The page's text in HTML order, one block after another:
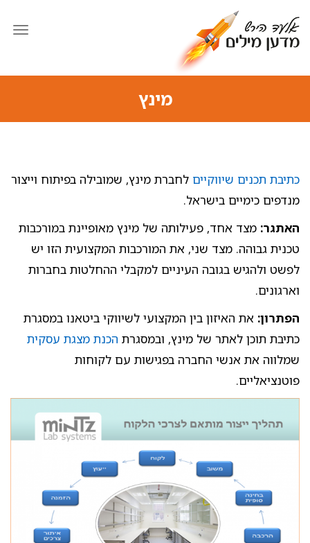
מינץ
כתיבת תכנים שיווקיים לחברת מינץ, שמובילה בפיתוח וייצור
מנדפים כימיים בישראל.
האתגר: מצד אחד, פעילותה של מינץ מאופיינת במורכבות
טכנית גבוהה. מצד שני, את המורכבות המקצועית הזו יש
לפשט ולהגיש בגובה העיניים למקבלי ההחלטות בחברות
וארגונים.
הפתרון: את האיזון בין המקצועי לשיווקי ביטאנו במסגרת
כתיבת תוכן לאתר של מינץ, ובמסגרת הכנת מצגת עסקית
שמלווה את אנשי החברה בפגישות עם לקוחות
פוטנציאליים.